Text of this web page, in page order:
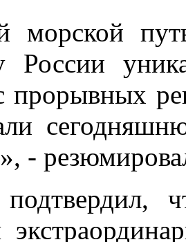
морской
России
прорывных
-